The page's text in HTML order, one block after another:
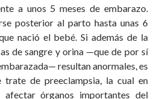
nte a unos 5 meses de embarazo.
posterior al parto hasta unas 6
nació el bebé. Si además de la
de sangre y orina —que de por sí
— resultan anormales, es
trate de preeclampsia, la cual en
afectar órganos importantes del